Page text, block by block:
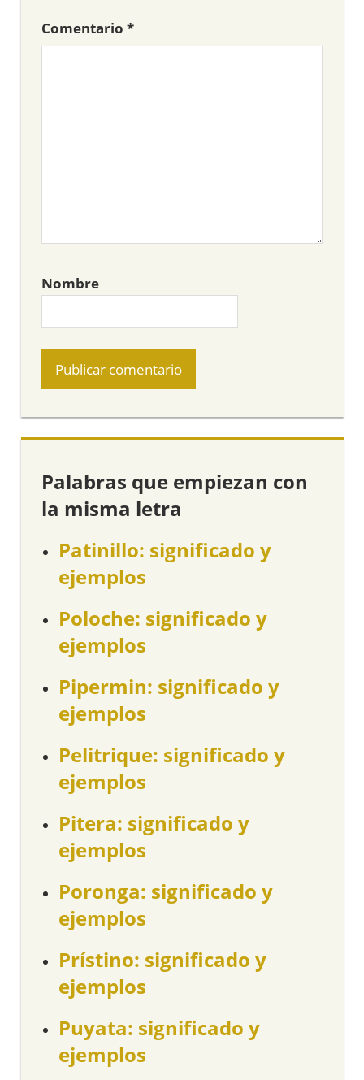
Comentario *
Nombre
Palabras que empiezan con
la misma letra
Patinillo: significado y
ejemplos
Poloche: significado y
ejemplos
Pipermin: significado y
ejemplos
Pelitrique: significado y
ejemplos
Pitera: significado y
ejemplos
Poronga: significado y
ejemplos
Prístino: significado y
ejemplos
Puyata: significado y
ejemplos